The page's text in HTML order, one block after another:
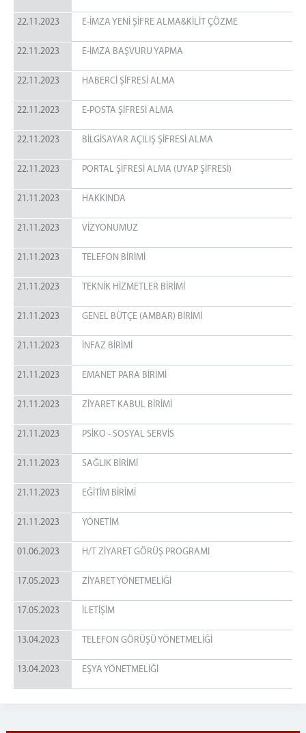
22.11.2023 E-İMZA YENİ ŞİFRE ALMA&KİLİT ÇÖZME
22.11.2023 E-İMZA BAŞVURU YAPMA
22.11.2023 HABERCİ ŞİFRESİ ALMA
22.11.2023 E-POSTA ŞİFRESİ ALMA
22.11.2023 BİLGİSAYAR AÇILIŞ ŞİFRESİ ALMA
22.11.2023 PORTAL ŞİFRESİ ALMA (UYAP ŞİFRESİ)
21.11.2023 HAKKINDA
21.11.2023 VİZYONUMUZ
21.11.2023 TELEFON BİRİMİ
21.11.2023 TEKNİK HİZMETLER BİRİMİ
21.11.2023 GENEL BÜTÇE (AMBAR) BİRİMİ
21.11.2023 İNFAZ BİRİMİ
21.11.2023 EMANET PARA BİRİMİ
21.11.2023 ZİYARET KABUL BİRİMİ
21.11.2023 PSİKO - SOSYAL SERVİS
21.11.2023 SAĞLIK BİRİMİ
21.11.2023 EĞİTİM BİRİMİ
21.11.2023 YÖNETİM
01.06.2023 H/T ZİYARET GÖRÜŞ PROGRAMI
17.05.2023 ZİYARET YÖNETMELİĞİ
17.05.2023 İLETİŞİM
13.04.2023 TELEFON GÖRÜŞÜ YÖNETMELİĞİ
13.04.2023 EŞYA YÖNETMELİĞİ